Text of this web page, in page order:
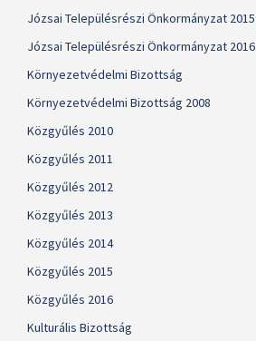
Józsai Településrészi Önkormányzat 2015
Józsai Településrészi Önkormányzat 2016
Környezetvédelmi Bizottság
Környezetvédelmi Bizottság 2008
Közgyűlés 2010
Közgyűlés 2011
Közgyűlés 2012
Közgyűlés 2013
Közgyűlés 2014
Közgyűlés 2015
Közgyűlés 2016
Kulturális Bizottság